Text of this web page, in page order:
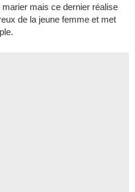
mais ce dernier réalise
de la jeune femme et met